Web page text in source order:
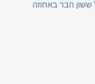
הבר באחוזה